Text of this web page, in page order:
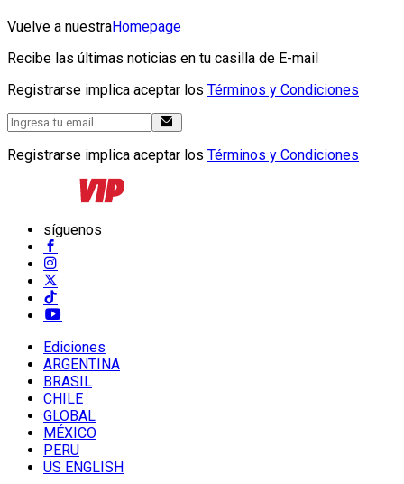
Vuelve a nuestraHomepage
Recibe las últimas noticias en tu casilla de E-mail
Registrarse implica aceptar los Términos y Condiciones
Registrarse implica aceptar los Términos y Condiciones
síguenos
Ediciones
ARGENTINA
BRASIL
CHILE
GLOBAL
MÉXICO
PERU
US ENGLISH